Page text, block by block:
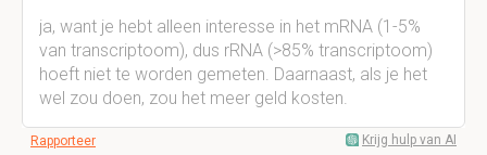
ja, want je hebt alleen interesse in het mRNA (1-5%
van transcriptoom), dus rRNA (>85% transcriptoom)
hoeft niet te worden gemeten. Daarnaast, als je het
wel zou doen, zou het meer geld kosten.
Rapporteer Krijg hulp van AI